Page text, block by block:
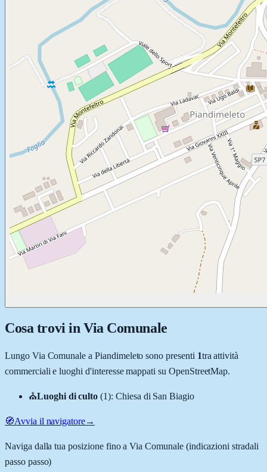
Cosa trovi in Via Comunale
Lungo Via Comunale aPiandimeleto sono presenti 1tra attività
commerciali e luoghi d'interesse mappati su OpenStreetMap.
⛪Luoghi di culto (1): Chiesa di San Biagio
🧭Avvia il navigatore→
Naviga dalla tua posizione fino aVia Comunale(indicazioni stradali
passo passo)